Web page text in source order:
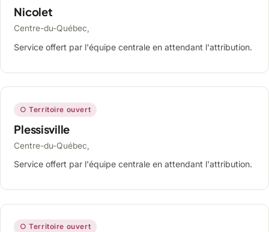
Nicolet
Centre-du-Québec,
Service offert par l'équipe centrale en attendant l'attribution.
○ Territoire ouvert
Plessisville
Centre-du-Québec,
Service offert par l'équipe centrale en attendant l'attribution.
○ Territoire ouvert